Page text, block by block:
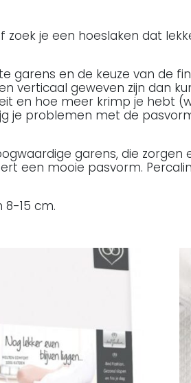
je een hoeslaken dat
garens en de keuze van de
verticaal geweven zijn dan
en hoe meer krimp je hebt
je problemen met de
garens, die
een mooie pasvorm.
15 cm.